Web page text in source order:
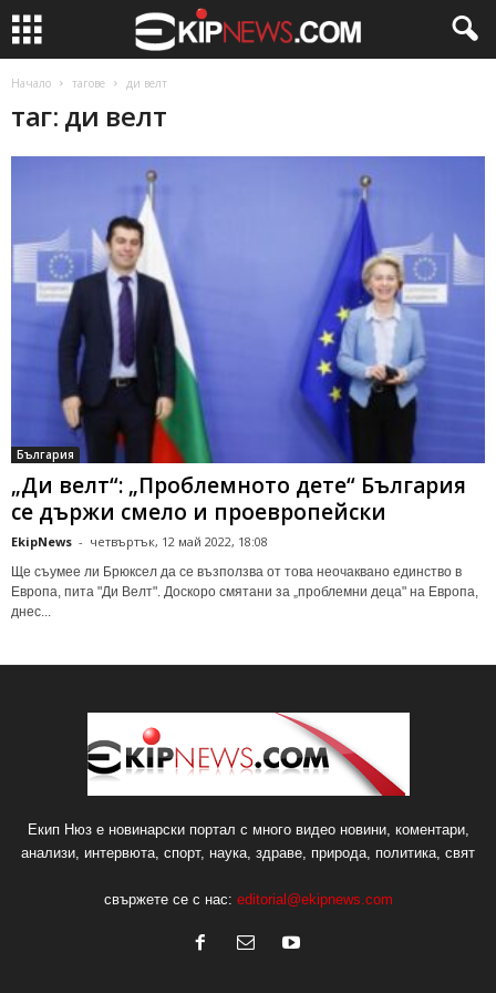
Начало тагове ди велт
таг: ди велт
България
„Ди велт“: „Проблемното дете“ България
се държи смело и проевропейски
EkipNews - четвъртък, 12 май 2022, 18:08
Ще съумее ли Брюксел да се възползва от това неочаквано единство в
Европа, пита "Ди Велт". Доскоро смятани за „проблемни деца" на Европа,
днес...
Екип Нюз е новинарски портал с много видео новини, коментари,
анализи, интервюта, спорт, наука, здраве, природа, политика, свят
свържете се с нас: editorial@ekipnews.com